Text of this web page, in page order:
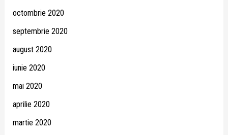
octombrie 2020
septembrie 2020
august 2020
iunie 2020
mai 2020
aprilie 2020
martie 2020